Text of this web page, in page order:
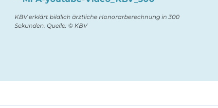
KBV erklärt bildlich ärztliche Honorarberechnung in 300
Sekunden. Quelle: © KBV